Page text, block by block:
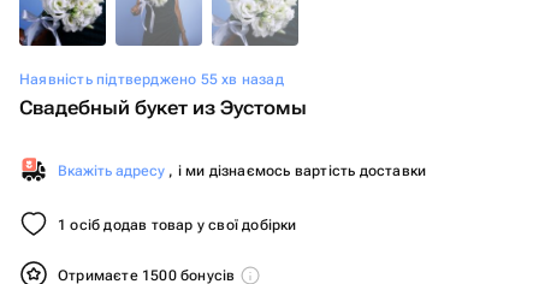
Наявність підтверджено 55 хв назад
Свадебный букет из Эустомы
Вкажіть адресу , і ми дізнаємось вартість доставки
1 осіб додав товар у свої добірки
Отримаєте 1500 бонусів